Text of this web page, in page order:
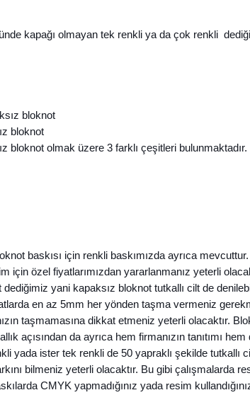
kapağı olmayan tek renkli ya da çok renkli
bloknot
bloknot
bloknot olmak üzere 3 farklı çeşitleri bulunmaktadır.
baskısı için renkli baskımızda ayrıca
için özel fiyatlarımızdan yararlanmanız yeterli
yani kapaksız bloknot tutkallı cilt de
en az 5mm her yönden taşma vermeniz
taşmamasına dikkat etmeniz yeterli olacaktır.
açısından da ayrıca hem firmanızın tanıtımı
yada ister tek renkli de 50 yapraklı şekilde
bilmeniz yeterli olacaktır. Bu gibi çalışmalarda
CMYK yapmadığınız yada resim